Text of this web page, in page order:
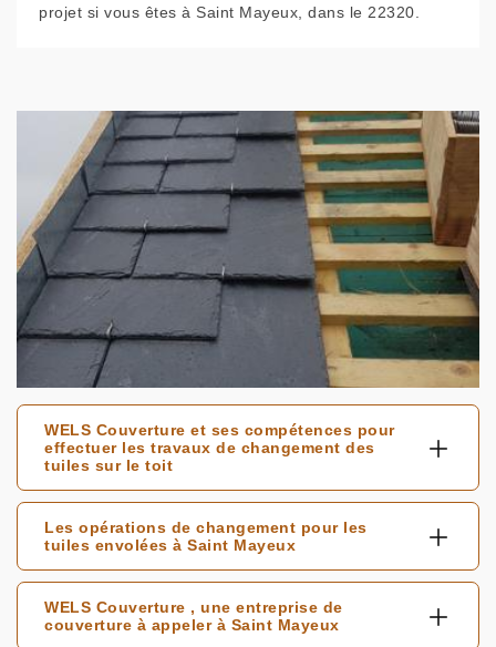
projet si vous êtes à Saint Mayeux, dans le 22320.
WELS Couverture et ses compétences pour
effectuer les travaux de changement des
tuiles sur le toit
Les opérations de changement pour les
tuiles envolées à Saint Mayeux
WELS Couverture , une entreprise de
couverture à appeler à Saint Mayeux